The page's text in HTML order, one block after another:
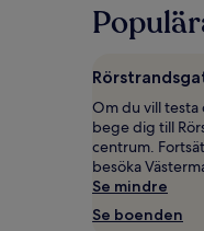
de
senaste
baserat
på
1 natt
för
2 vuxna.
Priser
och
tillgänglighet
Om du vill
bege dig till
centrum.
besöka
Se mindre
Se boenden